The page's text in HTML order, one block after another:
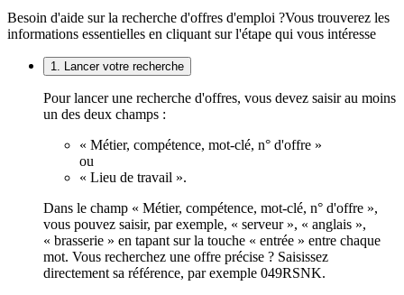
Besoin d'aide sur la recherche d'offres d'emploi ?Vous trouverez les
informations essentielles en cliquant sur l'étape qui vous intéresse
1. Lancer votre recherche
Pour lancer une recherche d'offres, vous devez saisir au moins
un des deux champs :
« Métier, compétence, mot-clé, n° d'offre »
ou
« Lieu de travail ».
Dans le champ « Métier, compétence, mot-clé, n° d'offre »,
vous pouvez saisir, par exemple, « serveur », « anglais »,
« brasserie » en tapant sur la touche « entrée » entre chaque
mot. Vous recherchez une offre précise ? Saisissez
directement sa référence, par exemple 049RSNK.